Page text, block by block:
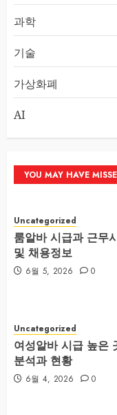
과학
기술
가상화폐
AI
YOU MAY HAVE
Uncategorized
룸알바 시급과 근무
및 채용정보
6월 5, 2026 0
Uncategorized
여성알바 시급 높은
분석과 현황
6월 4, 2026 0